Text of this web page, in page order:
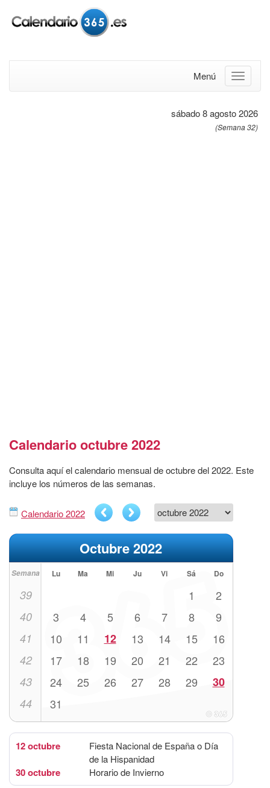
Menú
sábado 8 agosto 2026
(Semana 32)
Calendario octubre 2022
Consulta aquí el calendario mensual de octubre del 2022. Este
incluye los números de las semanas.
Calendario 2022
Octubre 2022
Semana Lu Ma Mi Ju Vi Sá Do
39 1 2
40 3 4 5 6 7 8 9
41 10 11 12 13 14 15 16
42 17 18 19 20 21 22 23
43 24 25 26 27 28 29 30
44 31
12 octubre
Fiesta Nacional de España o Día
de la Hispanidad
30 octubre Horario de Invierno